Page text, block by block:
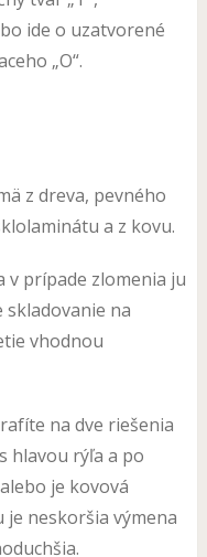
ide o uzatvorené
„O“.
z dreva, pevného
a z kovu.
v prípade zlomenia ju
skladovanie na
vhodnou
na dve riešenia
hlavou rýľa a po
je kovová
je neskoršia výmena